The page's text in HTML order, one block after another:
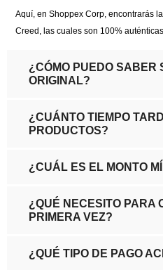
Aquí, en Shoppex Corp, encontrarás
Creed, las cuales son 100% auténticas.
¿CÓMO PUEDO SABER
ORIGINAL?
¿CUÁNTO TIEMPO
PRODUCTOS?
¿CUÁL ES EL MONTO
¿QUÉ NECESITO PARA
PRIMERA VEZ?
¿QUÉ TIPO DE PAGO